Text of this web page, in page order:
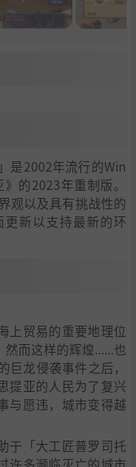
是2002年流行的Win
的2023年重制版。
观以及具有挑战性的
新以支持最新的环
上贸易的重要地理位
而这样的辉煌......也
龙侵袭事件之后，
提亚的人民为了复兴
与愿违，城市变得越
于「大工匠普罗司托